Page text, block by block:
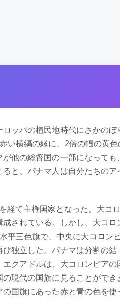
ッパの植民地時代にさかのぼ
い横縞の縁に、2倍の幅の黄色
他の総督国の一部になっても、
と、パナマ人は自分たちのア
経て主権国家となった。大コ
されている。しかし、大コロ
平三色旗で、中央に大コロン
独立した。パナマは分割の結
クアドルは、大コロンビアの
現代の国旗に見ることができ
国旗にあった赤と青の色を使